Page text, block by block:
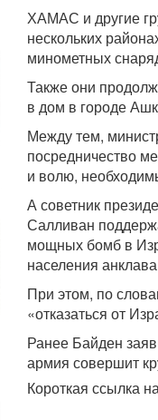
ХАМАС и другие
нескольких
минометных
Также они
в дом в городе
Между тем,
посредничество
и волю,
А советник
Салливан
мощных бомб в
населения
При этом, по
«отказаться от
Ранее Байден
армия совершит
Короткая ссылка